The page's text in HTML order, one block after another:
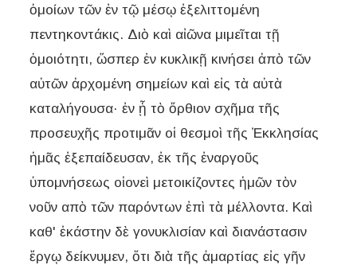
ὁμοίων τῶν ἐν τῷ μέσῳ ἐξελιττομένη
πεντηκοντάκις. Διὸ καὶ αἰῶνα μιμεῖται τῇ
ὁμοιότητι, ὥσπερ ἐν κυκλικῇ κινήσει ἀπὸ τῶν
αὐτῶν ἀρχομένη σημείων καὶ εἰς τὰ αὐτὰ
καταλήγουσα· ἐν ᾗ τὸ ὄρθιον σχῆμα τῆς
προσευχῆς προτιμᾶν οἱ θεσμοὶ τῆς Ἐκκλησίας
ἡμᾶς ἐξεπαίδευσαν, ἐκ τῆς ἐναργοῦς
ὑπομνήσεως οἱονεὶ μετοικίζοντες ἡμῶν τὸν
νοῦν απὸ τῶν παρόντων ἐπὶ τὰ μέλλοντα. Καὶ
καθ' ἑκάστην δὲ γονυκλισίαν καὶ διανάστασιν
ἔργῳ δείκνυμεν, ὅτι διὰ τῆς ἁμαρτίας εἰς γῆν